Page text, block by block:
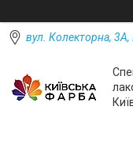
вул. Колекторна, 3А,